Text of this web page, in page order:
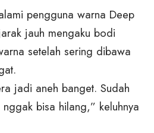
pengguna warna Deep
jauh mengaku bodi
setelah sering dibawa
jadi aneh banget. Sudah
bisa hilang,” keluhnya